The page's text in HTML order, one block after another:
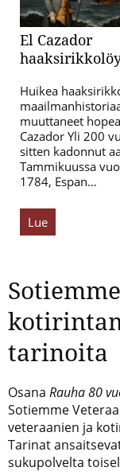
El Cazador
Huikea
muuttaneet
Cazador Yli 200
sitten kadonnut
Tammikuussa
1784, Espan…
Lue
tarinoita
Osana Rauha 80
Sotiemme
veteraanien ja
Tarinat
sukupolvelta